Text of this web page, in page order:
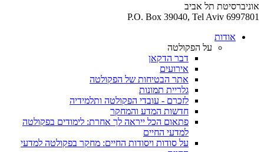
אוניברסיטת תל אביב
P.O. Box 39040, Tel Aviv 6997801
אודות
על הפקולטה
דבר הדקאן
אירועים
אתר הבטיחות של הפקולטה
גלריית תמונות
לזכרם - עובדי הפקולטה ותלמידיה
חדשות המדע והמחקר
פתאום הכל ייראה לך אחרת: לימודים בפקולטה
למדעי החיים
על סודות ויסודות החיים: מחקר בפקולטה למדעי